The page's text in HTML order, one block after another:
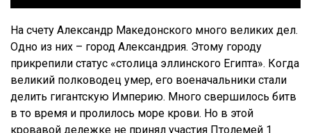
На счету Александр Македонского много великих дел.
Одно из них – город Александрия. Этому городу
прикрепили статус «столица эллинского Египта». Когда
великий полководец умер, его военачальники стали
делить гигантскую Империю. Много свершилось битв
в то время и пролилось море крови. Но в этой
кровавой дележке не принял участия Птолемей 1